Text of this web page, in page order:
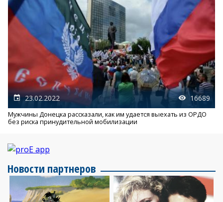
23.02.2022 16689
Мужчины Донецка рассказали, как им удается выехать из ОРДО
без риска принудительной мобилизации
Новости партнеров